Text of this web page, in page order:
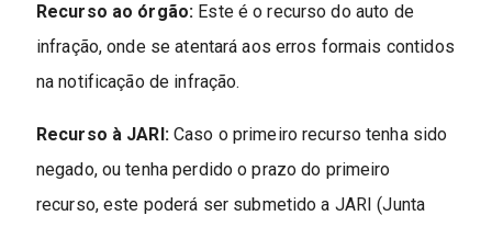
Recurso ao órgão: Este é o recurso do auto de
infração, onde se atentará aos erros formais contidos
na notificação de infração.
Recurso à JARI:Caso o primeiro recurso tenha sido
negado, ou tenha perdido o prazo do primeiro
recurso, este poderá ser submetido a JARI (Junta